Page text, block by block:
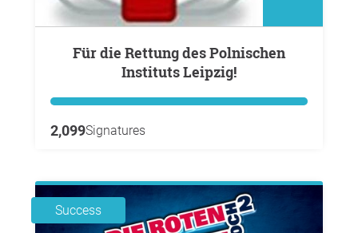
Für die Rettung des Polnischen
Instituts Leipzig!
2,099Signatures
Success